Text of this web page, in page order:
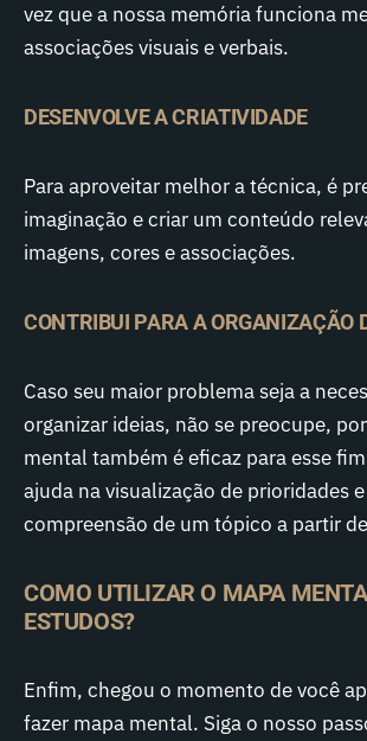
vez que a nossa memória funciona
associações visuais e verbais.
DESENVOLVE A CRIATIVIDADE
Para aproveitar melhor a técnica, é
imaginação e criar um conteúdo
imagens, cores e associações.
CONTRIBUI PARA A ORGANIZAÇÃO
Caso seu maior problema seja a
organizar ideias, não se preocupe,
mental também é eficaz para esse
ajuda na visualização de prioridades
compreensão de um tópico a partir
COMO UTILIZAR O MAPA
ESTUDOS?
Enfim, chegou o momento de você
fazer mapa mental. Siga o nosso